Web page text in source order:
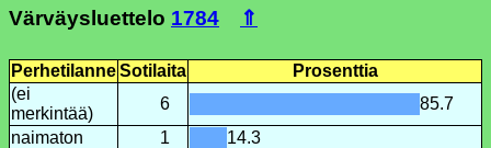
Värväysluettelo 1784 ⇑
PerhetilanneSotilaita
Prosenttia
(ei
merkintää)
6
85.7
naimaton
1
14.3